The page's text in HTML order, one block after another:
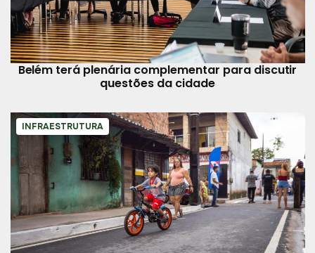
Belém terá plenária complementar para discutir
questões da cidade
INFRAESTRUTURA